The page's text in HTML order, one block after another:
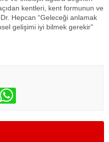
kentleri, kent formunun ve
Hepcan “Geleceği anlamak
gelişimi iyi bilmek gerekir”